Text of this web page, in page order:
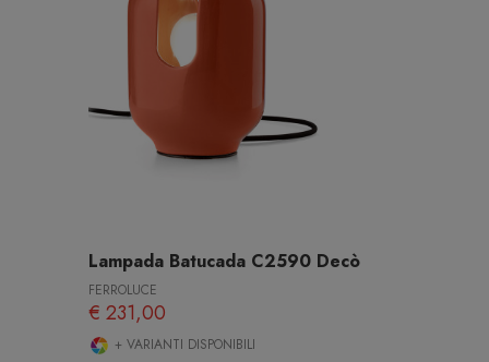
Lampada Batucada C2590 Decò
FERROLUCE
€ 231,00
+ VARIANTI DISPONIBILI